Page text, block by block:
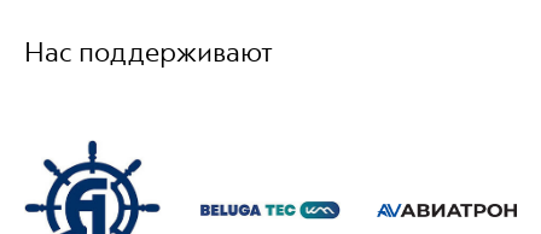
Нас поддерживают